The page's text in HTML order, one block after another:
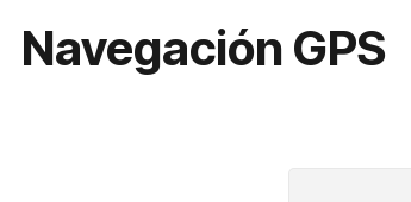
Navegación GPS